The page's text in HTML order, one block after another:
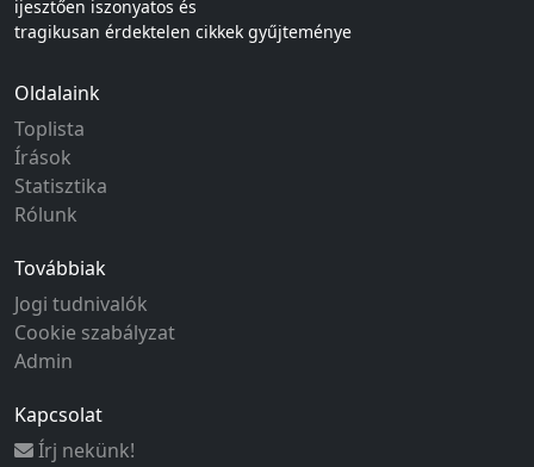
ijesztően iszonyatos és
tragikusan érdektelen cikkek gyűjteménye
Oldalaink
Toplista
Írások
Statisztika
Rólunk
Továbbiak
Jogi tudnivalók
Cookie szabályzat
Admin
Kapcsolat
Írj nekünk!